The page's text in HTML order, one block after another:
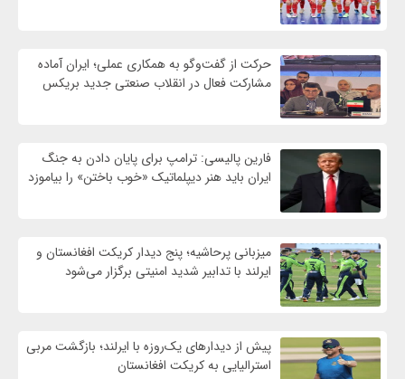
حرکت از گفت‌وگو به همکاری عملی؛ ایران آماده
مشارکت فعال در انقلاب صنعتی جدید بریکس
فارین پالیسی: ترامپ برای پایان دادن به جنگ
ایران باید هنر دیپلماتیک «خوب باختن» را بیاموزد
میزبانی پرحاشیه؛ پنج دیدار کریکت افغانستان و
ایرلند با تدابیر شدید امنیتی برگزار می‌شود
پیش از دیدارهای یک‌روزه با ایرلند؛ بازگشت مربی
استرالیایی به کریکت افغانستان